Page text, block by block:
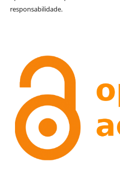
responsabilidade.